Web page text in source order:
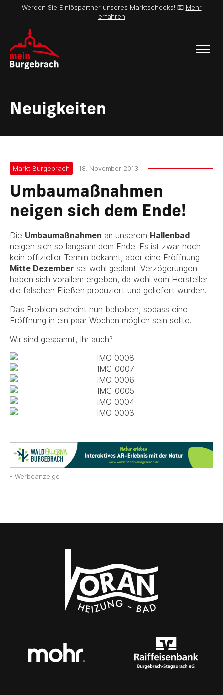
Werden Sie Einlöspartner unseres Marktschecks! 💶 Mehr
erfahren
Neuigkeiten
Markt Burgebrach 18. November 2013
Umbaumaßnahmen
neigen sich dem Ende!
Die Umbaumaßnahmen an unserem Hallenbad
neigen sich so langsam dem Ende. Es ist zwar noch
kein offizieller Termin bekannt, aber eine Eröffnung
Mitte Dezember sei wohl geplant. Verzögerungen
haben sich vorallem ergeben, da wohl vom Hersteller
die falschen Fließen produziert und geliefert wurden.
Das Problem scheint nun behoben, sodass eine
Eröffnung in ein paar Wochen möglich sein sollte.
Wir sind gespannt, Ihr auch?
- Werbeanzeige -